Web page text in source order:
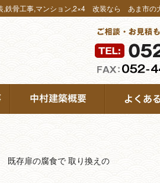
,鉄骨工事,マンション,2×4 改装なら あま市の
既存扉の腐食で 取り換えの